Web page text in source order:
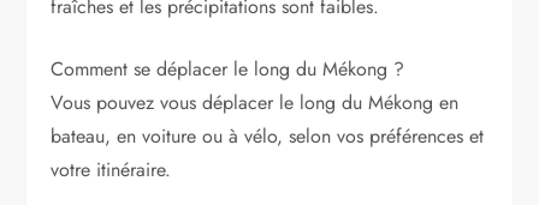
fraîches et les précipitations sont faibles.
Comment se déplacer le long du Mékong ?
Vous pouvez vous déplacer le long du Mékong en
bateau, en voiture ou à vélo, selon vos préférences et
votre itinéraire.